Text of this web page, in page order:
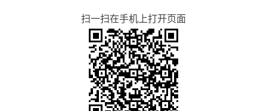
扫一扫在手机上打开页面